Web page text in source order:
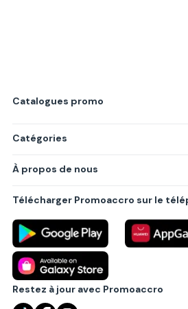
Catalogues promo
Catégories
Produits
Villes principales
À propos de nous
Politique de confidentialité
Règlements
Partenariat B2B
Blog
Contact
Télécharger Promoaccro sur le
Restez à jour avec Promoaccro